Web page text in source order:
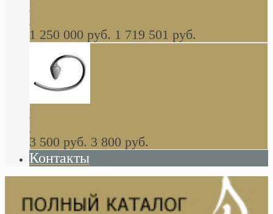
стиле барокко, из массива дерева, светло
коричневый матовый окрас + серебро
1 250 000 руб. 1 719 501 руб.
Khala Colombo аксессуары (серия) В
НАЛИЧИИ
3 500 руб. 3 800 руб.
Контакты